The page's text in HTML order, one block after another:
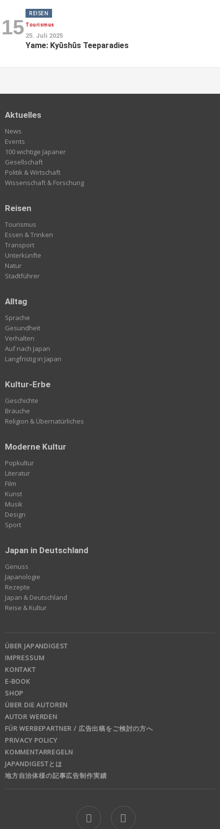
15
REISEN
Tourismus
25. Juli 2025
Yame: Kyūshūs Teeparadies
Aktuelles
News
Events
100 wichtige Japaner
Gesellschaft
Politik & Wirtschaft
Wissenschaft & Forschung
Reisen
Tourismus
Essen & Trinken
Transport
Unterkünfte
Natur
Stadtführer
Alltag
Sprache
Gesundheit
Verhalten
Auf nach Japan
Langfristig in Japan
Kultur-Erbe
Geschichte
Bräuche
Religion & Übernatürliches
Moderne Kultur
Popkultur
Literatur
Film
Kunst
Musik
Design
Sport
Japan in Deutschland
Genuss
Japanologie
Rezepte
Japan & Deutschland
Reise & Kultur
ÜBER JAPANDIGEST
IMPRESSUM
KONTAKT
E-BOOK
SHOP
ÜBER DIE AUTOREN
AUTOR WERDEN
FÜR WERBEPARTNER / 広告出稿をご検討の方へ
PRIVACY POLICY
KOMMENTARREGELN
JAPANDIGESTとは
地方自治体様の記事広告制作実績